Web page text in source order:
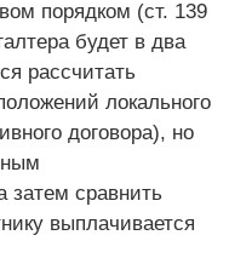
порядком (ст. 139
будет в два
рассчитать
локального
договора), но
затем сравнить
выплачивается